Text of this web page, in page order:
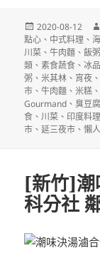
發
佈
日
期:
2020-08-12
點心 、 中式料理 、
川菜 、牛肉麵 、飯
類 、素食蔬食 、冰
粥 、米其林 、 宵夜
市 、牛肉麵 、米糕
Gourmand 、 臭豆腐
食 、川菜 、 印度料理
市 、延三夜市 、懶
[新竹]潮
科分社